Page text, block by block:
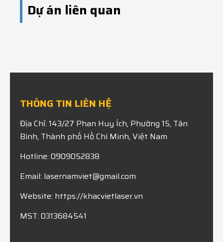
Dự án liên quan
THÔNG TIN LIÊN HỆ
Địa Chỉ: 143/27 Phan Huy Ích, Phường 15, Tân
Bình, Thành phố Hồ Chí Minh, Việt Nam
Hotline: 0909052838
Email: lasernamviet@gmail.com
Website: https://khacvietlaser.vn
MST: 0313684541